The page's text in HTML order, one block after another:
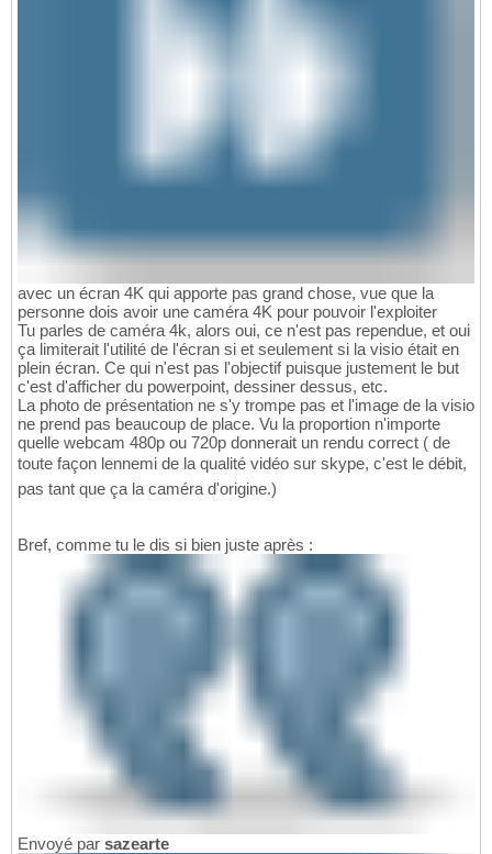
avec un écran 4K qui apporte pas grand chose, vue que la
personne dois avoir une caméra 4K pour pouvoir l'exploiter
Tu parles de caméra 4k, alors oui, ce n'est pas rependue, et oui
ça limiterait l'utilité de l'écran si et seulement si la visio était en
plein écran. Ce qui n'est pas l'objectif puisque justement le but
c'est d'afficher du powerpoint, dessiner dessus, etc.
La photo de présentation ne s'y trompe pas et l'image de la visio
ne prend pas beaucoup de place. Vu la proportion n'importe
quelle webcam 480p ou 720p donnerait un rendu correct ( de
toute façon lennemi de la qualité vidéo sur skype, c'est le débit,
pas tant que ça la caméra d'origine.)
Bref, comme tu le dis si bien juste après :
Envoyé par sazearte